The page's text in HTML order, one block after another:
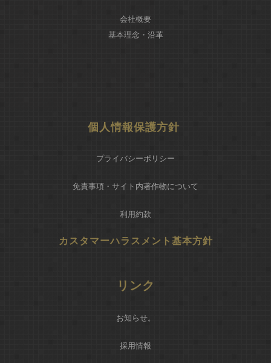
会社概要
基本理念・沿革
個人情報保護方針
プライバシーポリシー
免責事項・サイト内著作物について
利用約款
カスタマーハラスメント基本方針
リンク
お知らせ。
採用情報